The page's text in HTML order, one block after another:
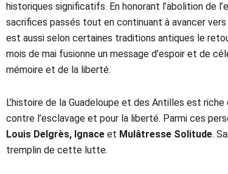
historiques significatifs. En honorant l’abolition de
sacrifices passés tout en continuant à avancer
est aussi selon certaines traditions antiques le
mois de mai fusionne un message d’espoir et de
mémoire et de la liberté.
L’histoire de la Guadeloupe et des Antilles est
contre l’esclavage et pour la liberté. Parmi ces
Louis Delgrès, Ignace et Mulâtresse Solitude.
tremplin de cette lutte.